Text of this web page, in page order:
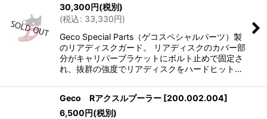
30,300円(税別)
(税込: 33,330円)
Geco Special Parts（ゲコスペシャルパーツ）製
のリアディスクガード。 リアディスクのカバー部
分がキャリパーブラケットにボルト止めで固定さ
れ、抜群の強度でリアディスクをハードヒット…
Geco Rアクスルプーラー [200.002.004]
6,500円(税別)